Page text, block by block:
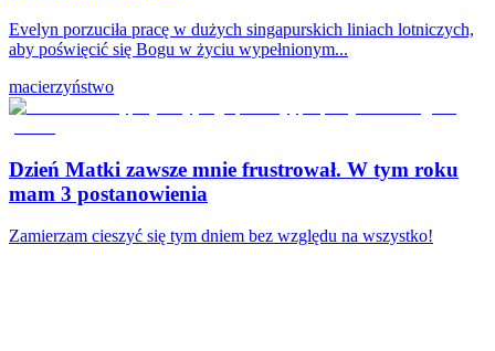
Evelyn porzuciła pracę w dużych singapurskich liniach lotniczych,
aby poświęcić się Bogu w życiu wypełnionym...
macierzyństwo
Dzień Matki zawsze mnie frustrował. W tym roku
mam 3 postanowienia
Zamierzam cieszyć się tym dniem bez względu na wszystko!